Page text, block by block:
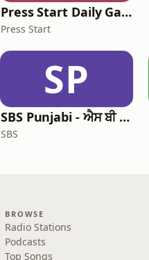
Press Start Daily Gaming News
Press Start
SP
SBS Punjabi - ਐਸ ਬੀ ਐਸ ਪੰਜਾਬੀ
SBS
BROWSE
Radio Stations
Podcasts
Top Songs